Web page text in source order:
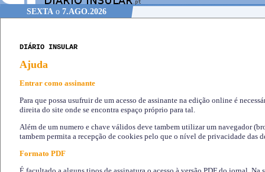
SEXTA o 7.AGO.2026
DIÁRIO INSULAR
Ajuda
Entrar como assinante
Para que possa usufruir de um acesso de assinante na edição online é
direita do site onde se encontra espaço próprio para tal.
Além de um numero e chave válidos deve tambem utilizar um navegador
tambem permita a recepção de cookies pelo que o nível de privacidade das
Formato PDF